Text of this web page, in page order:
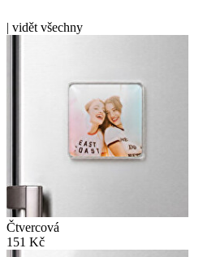
| vidět všechny
Čtvercová
151 Kč